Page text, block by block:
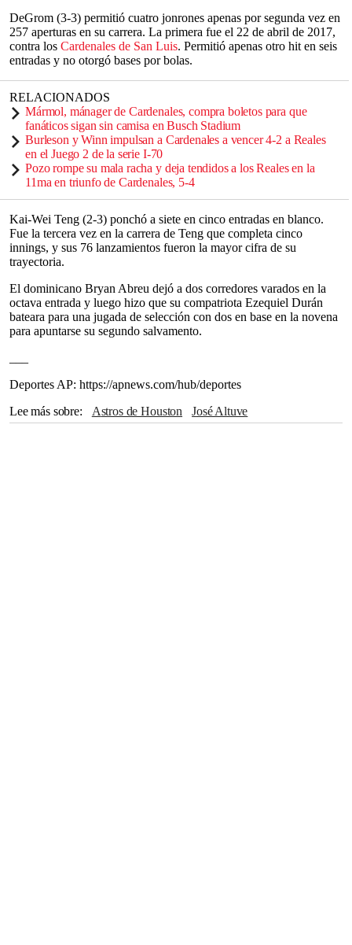
DeGrom (3-3) permitió cuatro jonrones apenas por segunda vez en
257 aperturas en su carrera. La primera fue el 22 de abril de 2017,
contra los Cardenales de San Luis. Permitió apenas otro hit en seis
entradas y no otorgó bases por bolas.
RELACIONADOS
Mármol, mánager de Cardenales, compra boletos para que
fanáticos sigan sin camisa en Busch Stadium
Burleson y Winn impulsan a Cardenales a vencer 4-2 a Reales
en el Juego 2 de la serie I-70
Pozo rompe su mala racha y deja tendidos a los Reales en la
11ma en triunfo de Cardenales, 5-4
Kai-Wei Teng (2-3) ponchó a siete en cinco entradas en blanco.
Fue la tercera vez en la carrera de Teng que completa cinco
innings, y sus 76 lanzamientos fueron la mayor cifra de su
trayectoria.
El dominicano Bryan Abreu dejó a dos corredores varados en la
octava entrada y luego hizo que su compatriota Ezequiel Durán
bateara para una jugada de selección con dos en base en la novena
para apuntarse su segundo salvamento.
Deportes AP: https://apnews.com/hub/deportes
Lee más sobre
Astros de Houston
José Altuve